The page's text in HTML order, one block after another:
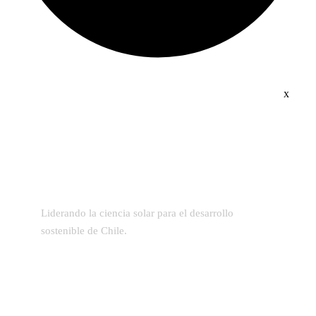
x
Liderando la ciencia solar para el desarrollo
sostenible de Chile.